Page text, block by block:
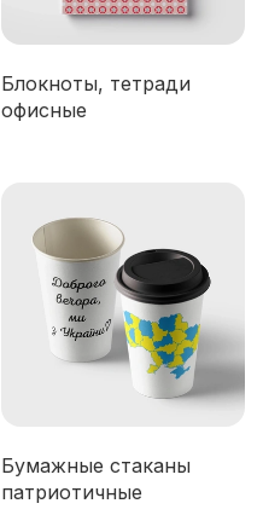
Блокноты, тетради
офисные
Бумажные стаканы
патриотичные